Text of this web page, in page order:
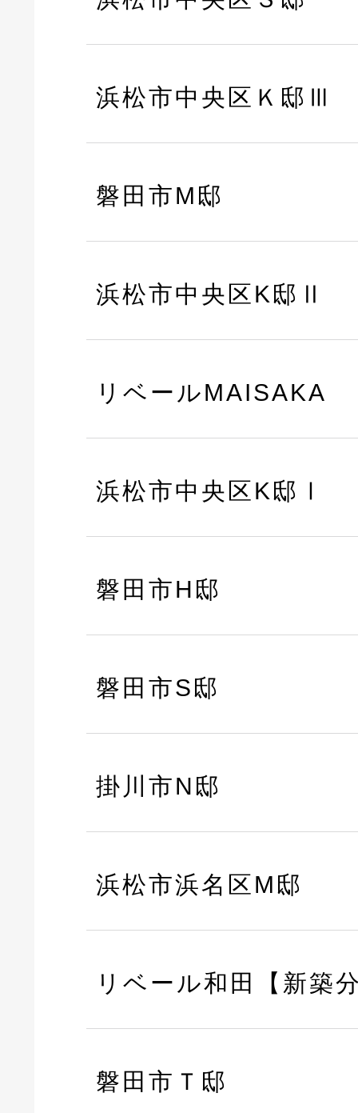
浜松市中央区Ｋ邸Ⅲ
磐田市M邸
浜松市中央区K邸Ⅱ
リベールMAISAKA
浜松市中央区K邸Ⅰ
磐田市H邸
磐田市S邸
掛川市N邸
浜松市浜名区M邸
リベール和田【新築
磐田市Ｔ邸